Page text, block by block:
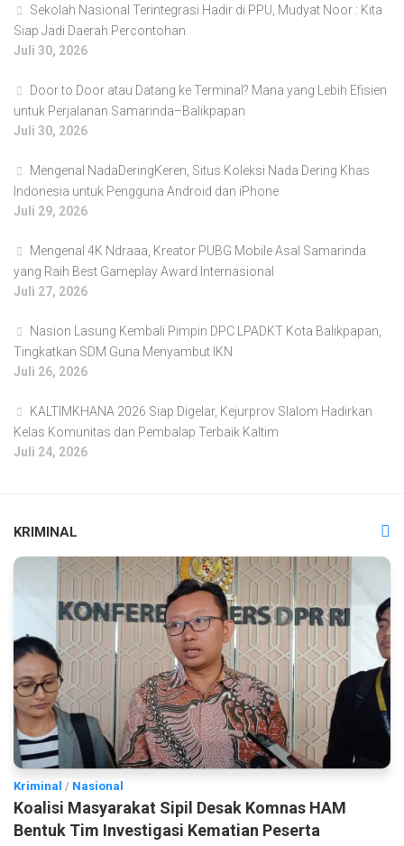
Sekolah Nasional Terintegrasi Hadir di PPU, Mudyat Noor : Kita
Siap Jadi Daerah Percontohan
Juli 30, 2026
Door to Door atau Datang ke Terminal? Mana yang Lebih Efisien
untuk Perjalanan Samarinda–Balikpapan
Juli 30, 2026
Mengenal NadaDeringKeren, Situs Koleksi Nada Dering Khas
Indonesia untuk Pengguna Android dan iPhone
Juli 29, 2026
Mengenal 4K Ndraaa, Kreator PUBG Mobile Asal Samarinda
yang Raih Best Gameplay Award Internasional
Juli 27, 2026
Nasion Lasung Kembali Pimpin DPC LPADKT Kota Balikpapan,
Tingkatkan SDM Guna Menyambut IKN
Juli 26, 2026
KALTIMKHANA 2026 Siap Digelar, Kejurprov Slalom Hadirkan
Kelas Komunitas dan Pembalap Terbaik Kaltim
Juli 24, 2026
KRIMINAL
Kriminal / Nasional
Koalisi Masyarakat Sipil Desak Komnas HAM
Bentuk Tim Investigasi Kematian Peserta